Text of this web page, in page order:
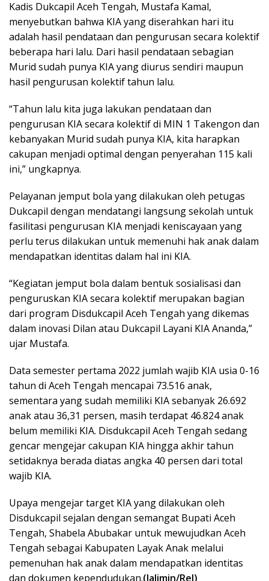
Kadis Dukcapil Aceh Tengah, Mustafa Kamal,
menyebutkan bahwa KIA yang diserahkan hari itu
adalah hasil pendataan dan pengurusan secara kolektif
beberapa hari lalu. Dari hasil pendataan sebagian
Murid sudah punya KIA yang diurus sendiri maupun
hasil pengurusan kolektif tahun lalu.
“Tahun lalu kita juga lakukan pendataan dan
pengurusan KIA secara kolektif di MIN 1 Takengon dan
kebanyakan Murid sudah punya KIA, kita harapkan
cakupan menjadi optimal dengan penyerahan 115 kali
ini,” ungkapnya.
Pelayanan jemput bola yang dilakukan oleh petugas
Dukcapil dengan mendatangi langsung sekolah untuk
fasilitasi pengurusan KIA menjadi keniscayaan yang
perlu terus dilakukan untuk memenuhi hak anak dalam
mendapatkan identitas dalam hal ini KIA.
“Kegiatan jemput bola dalam bentuk sosialisasi dan
penguruskan KIA secara kolektif merupakan bagian
dari program Disdukcapil Aceh Tengah yang dikemas
dalam inovasi Dilan atau Dukcapil Layani KIA Ananda,”
ujar Mustafa.
Data semester pertama 2022 jumlah wajib KIA usia 0-16
tahun di Aceh Tengah mencapai 73.516 anak,
sementara yang sudah memiliki KIA sebanyak 26.692
anak atau 36,31 persen, masih terdapat 46.824 anak
belum memiliki KIA. Disdukcapil Aceh Tengah sedang
gencar mengejar cakupan KIA hingga akhir tahun
setidaknya berada diatas angka 40 persen dari total
wajib KIA.
Upaya mengejar target KIA yang dilakukan oleh
Disdukcapil sejalan dengan semangat Bupati Aceh
Tengah, Shabela Abubakar untuk mewujudkan Aceh
Tengah sebagai Kabupaten Layak Anak melalui
pemenuhan hak anak dalam mendapatkan identitas
dan dokumen kependudukan.(Jalimin/Rel)